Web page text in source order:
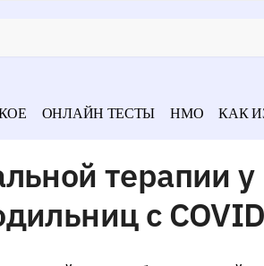
ОНЛАЙН ТЕСТЫ НМО КАК
терапии у
с